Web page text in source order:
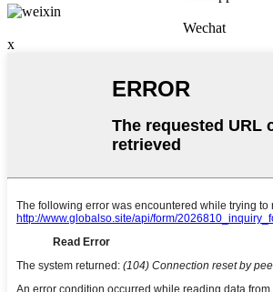
Wechat
x